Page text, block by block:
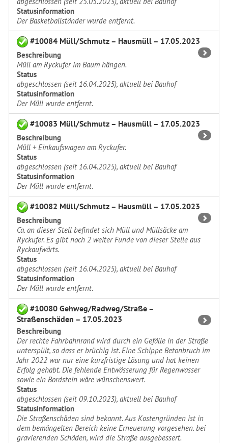
Statusinformation
Der Basketballständer wurde entfernt.
#10084 Müll/Schmutz – Hausmüll – 17.05.2023
Beschreibung
Müll am Ryckufer im Baum hängen.
Status
abgeschlossen (seit 16.04.2025), aktuell bei Bauhof
Statusinformation
Der Müll wurde entfernt.
#10083 Müll/Schmutz – Hausmüll – 17.05.2023
Beschreibung
Müll + Einkaufswagen am Ryckufer.
Status
abgeschlossen (seit 16.04.2025), aktuell bei Bauhof
Statusinformation
Der Müll wurde entfernt.
#10082 Müll/Schmutz – Hausmüll – 17.05.2023
Beschreibung
Ca. an dieser Stell befindet sich Müll und Müllsäcke am
Ryckufer. Es gibt noch 2 weiter Funde von dieser Stelle aus
Ryckaufwärts.
Status
abgeschlossen (seit 16.04.2025), aktuell bei Bauhof
Statusinformation
Der Müll wurde entfernt.
#10080 Gehweg/Radweg/Straße –
Straßenschäden – 17.05.2023
Beschreibung
Der rechte Fahrbahnrand wird durch ein Gefälle in der Straße
unterspült, so dass er brüchig ist. Eine Schippe Betonbruch im
Jahr 2022 war nur eine kurzfristige Lösung und hat keinen
Erfolg gehabt. Die fehlende Entwässerung für Regenwasser
sowie ein Bordstein wäre wünschenswert.
Status
abgeschlossen (seit 09.10.2023), aktuell bei Bauhof
Statusinformation
Die Straßenschäden sind bekannt. Aus Kostengründen ist in
dem bemängelten Bereich keine Erneuerung vorgesehen. bei
gravierenden Schäden, wird die Straße ausgebessert.